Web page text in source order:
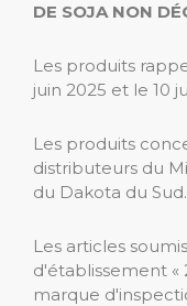
DE SOJA NON
Les produits
juin 2025 et le 10
Les produits
distributeurs du
du Dakota du Sud.
Les articles
d'établissement «
marque